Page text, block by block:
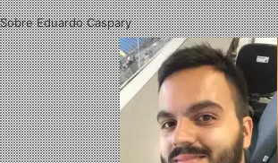
Sobre Eduardo Caspary